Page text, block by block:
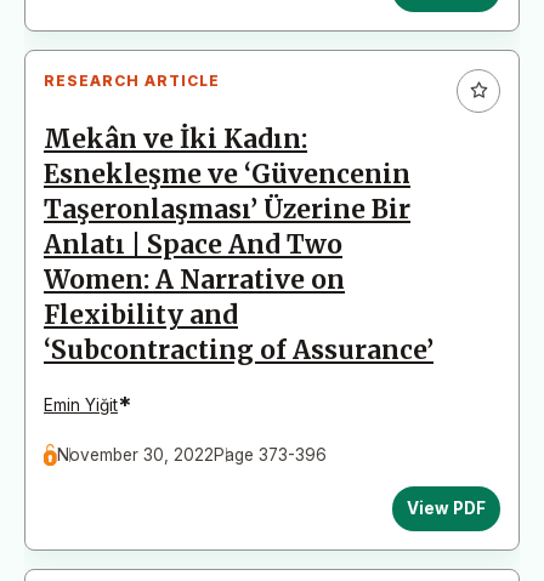
RESEARCH ARTICLE
Mekân ve İki Kadın:
Esnekleşme ve ‘Güvencenin
Taşeronlaşması’ Üzerine Bir
Anlatı | Space And Two
Women: A Narrative on
Flexibility and
‘Subcontracting of Assurance’
Emin Yiğit*
November 30, 2022Page 373-396
View PDF